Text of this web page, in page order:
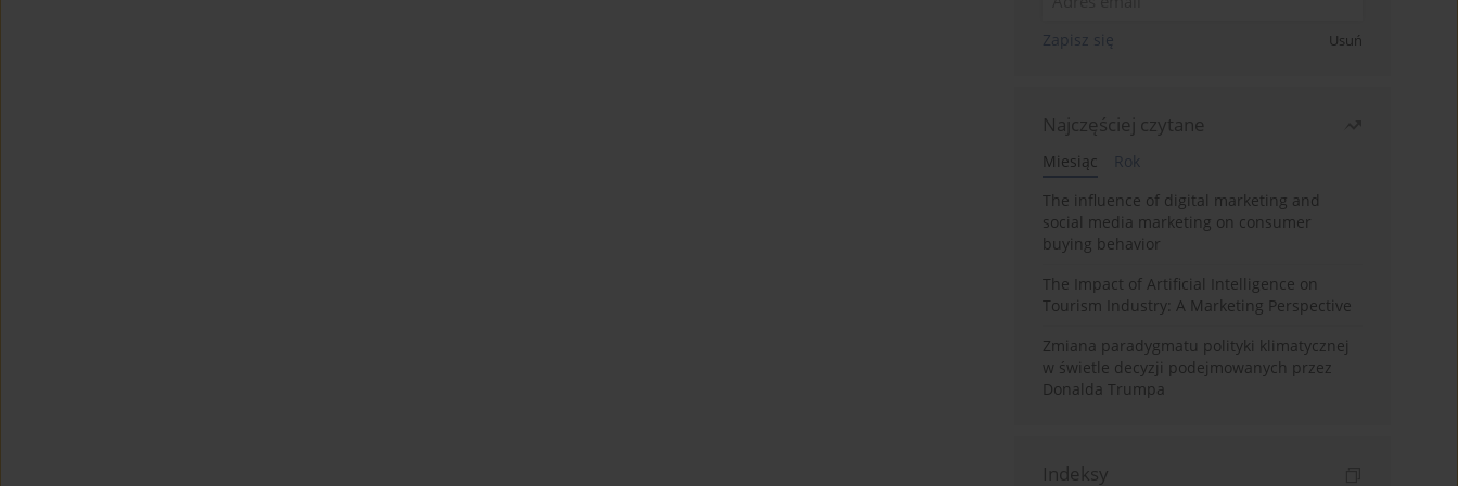
Zapisz się Usuń
Najczęściej czytane
Miesiąc
Rok
The influence of digital marketing and
social media marketing on consumer
buying behavior
The Impact of Artificial Intelligence on
Tourism Industry: A Marketing Perspective
Zmiana paradygmatu polityki klimatycznej
w świetle decyzji podejmowanych przez
Donalda Trumpa
Indeksy